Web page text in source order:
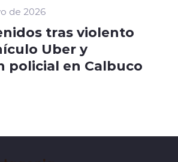
de 2026
tras violento
Uber y
policial en Calbuco